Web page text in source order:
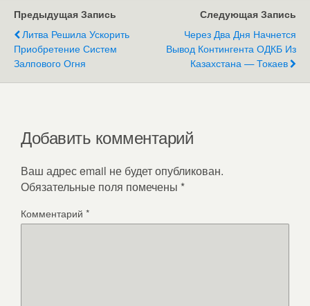
Предыдущая Запись
Литва Решила Ускорить
Приобретение Систем
Залпового Огня
Следующая Запись
Через Два Дня Начнется
Вывод Контингента ОДКБ Из
Казахстана — Токаев
Добавить комментарий
Ваш адрес email не будет опубликован.
Обязательные поля помечены *
Комментарий *